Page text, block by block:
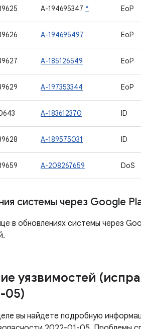
A-194695347 * EoP
A-194695497 EoP
A-185126549 EoP
A-197353344 EoP
A-183612370 ID
A-189575031 ID
A-208267659 DoS
системы через Google
в обновлениях системы через
уязвимостей
05)
вы найдете подробную